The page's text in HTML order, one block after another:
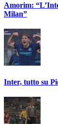
Amorim:
Milan”
Inter, tutto su